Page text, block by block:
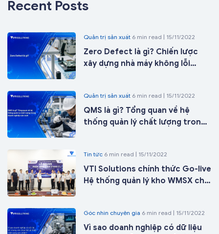
Recent Posts
Quản trị sản xuất 6 min read | 15/11/2022
Zero Defect là gì? Chiến lược
xây dựng nhà máy không lỗi
Quản trị sản xuất 6 min read | 15/11/2022
QMS là gì? Tổng quan về hệ
thống quản lý chất lượng trong
Tin tức 6 min read | 15/11/2022
VTI Solutions chính thức Go-live
Hệ thống quản lý kho WMSX cho
ngày triển khai
Góc nhìn chuyên gia 6 min read | 15/11/2022
Vì sao doanh nghiệp có dữ liệu